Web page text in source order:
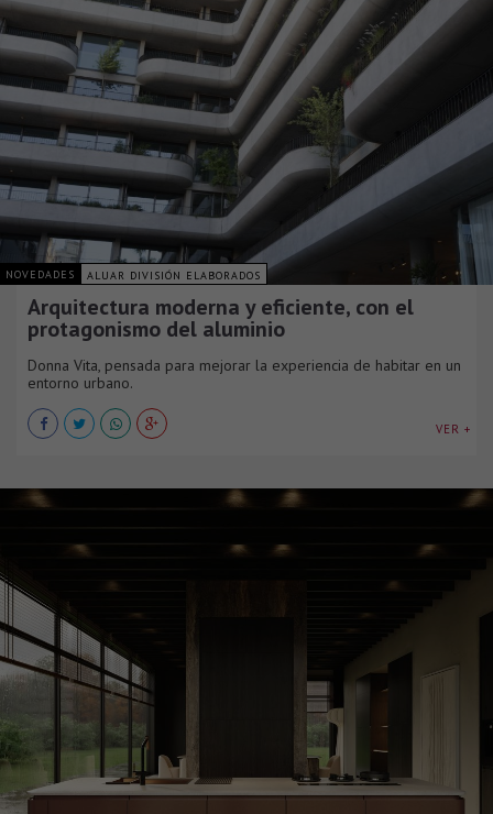
NOVEDADES ALUAR DIVISIÓN ELABORADOS
Arquitectura moderna y eficiente, con el
protagonismo del aluminio
Donna Vita, pensada para mejorar la experiencia de habitar en un
entorno urbano.
VER +